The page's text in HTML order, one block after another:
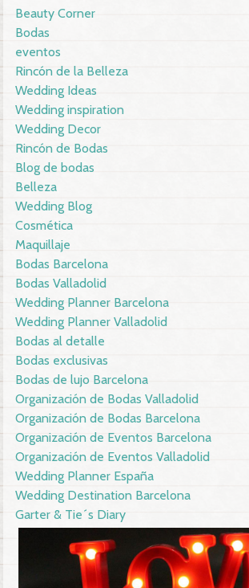
Beauty Corner
Bodas
eventos
Rincón de la Belleza
Wedding Ideas
Wedding inspiration
Wedding Decor
Rincón de Bodas
Blog de bodas
Belleza
Wedding Blog
Cosmética
Maquillaje
Bodas Barcelona
Bodas Valladolid
Wedding Planner Barcelona
Wedding Planner Valladolid
Bodas al detalle
Bodas exclusivas
Bodas de lujo Barcelona
Organización de Bodas Valladolid
Organización de Bodas Barcelona
Organización de Eventos Barcelona
Organización de Eventos Valladolid
Wedding Planner España
Wedding Destination Barcelona
Garter & Tie´s Diary